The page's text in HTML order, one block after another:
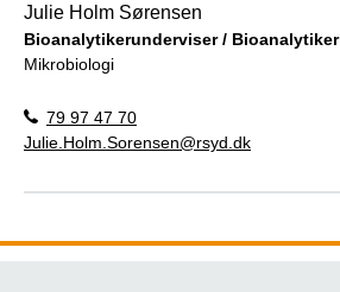
Julie Holm Sørensen
Bioanalytikerunderviser / Bioanalytiker
Mikrobiologi
79 97 47 70
Julie.Holm.Sorensen@rsyd.dk